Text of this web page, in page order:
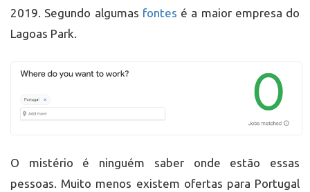
2019. Segundo algumas fontes é a maior empresa do
Lagoas Park.
O mistério é ninguém saber onde estão essas
pessoas. Muito menos existem ofertas para Portugal